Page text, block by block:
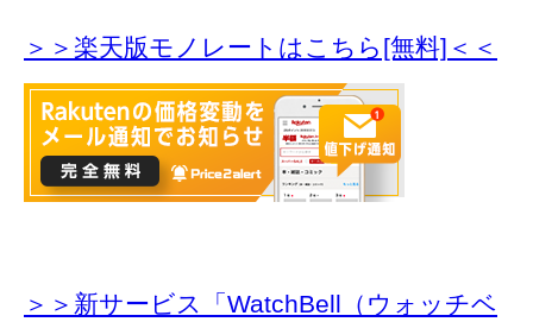
＞＞楽天版モノレートはこちら[無料]＜＜
＞＞新サービス「WatchBell（ウォッチベ